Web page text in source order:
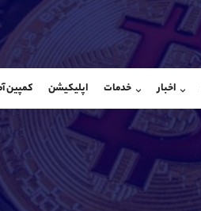
اخبار خدمات اپلیکیشن کمپین
شروع
تلگرام
داخلی